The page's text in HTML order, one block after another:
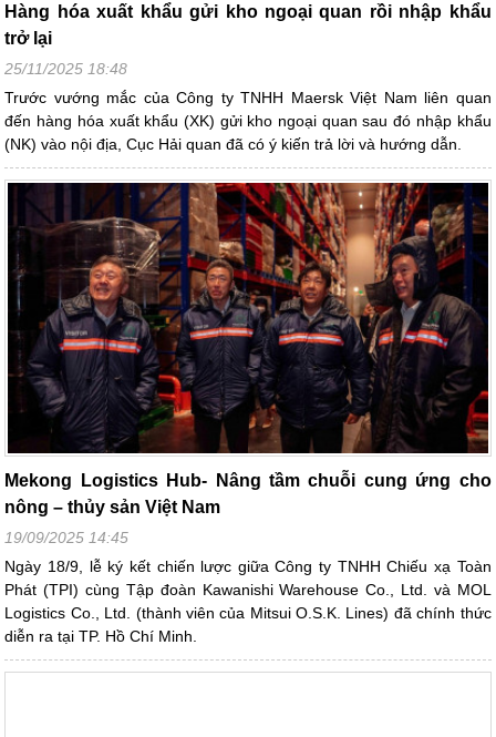
Hàng hóa xuất khẩu gửi kho ngoại quan rồi nhập khẩu
trở lại
25/11/2025 18:48
Trước vướng mắc của Công ty TNHH Maersk Việt Nam liên quan
đến hàng hóa xuất khẩu (XK) gửi kho ngoại quan sau đó nhập khẩu
(NK) vào nội địa, Cục Hải quan đã có ý kiến trả lời và hướng dẫn.
Mekong Logistics Hub- Nâng tầm chuỗi cung ứng cho
nông – thủy sản Việt Nam
19/09/2025 14:45
Ngày 18/9, lễ ký kết chiến lược giữa Công ty TNHH Chiếu xạ Toàn
Phát (TPI) cùng Tập đoàn Kawanishi Warehouse Co., Ltd. và MOL
Logistics Co., Ltd. (thành viên của Mitsui O.S.K. Lines) đã chính thức
diễn ra tại TP. Hồ Chí Minh.